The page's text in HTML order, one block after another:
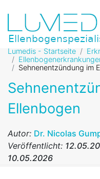
Lumedis - Startseite
Sehnenentzündung im
Ellenbogen
Autor: Dr. Nicolas
Veröffentlicht:
10.05.2026